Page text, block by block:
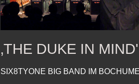
‚THE DUKE IN MIND'
SIX8TYONE BIG BAND IM